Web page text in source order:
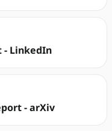
- LinkedIn
- arXiv